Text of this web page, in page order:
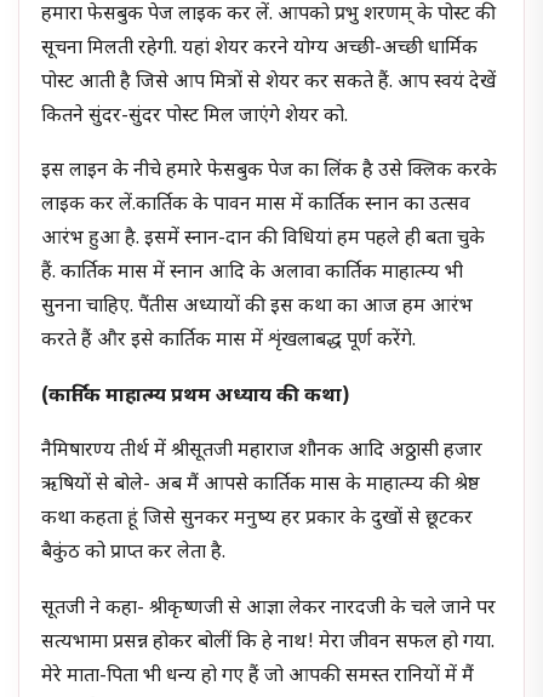
हमारा फेसबुक पेज लाइक कर लें. आपको प्रभु शरणम् के पोस्ट की
सूचना मिलती रहेगी. यहां शेयर करने योग्य अच्छी-अच्छी धार्मिक
पोस्ट आती है जिसे आप मित्रों से शेयर कर सकते हैं. आप स्वयं देखें
कितने सुंदर-सुंदर पोस्ट मिल जाएंगे शेयर को.
इस लाइन के नीचे हमारे फेसबुक पेज का लिंक है उसे क्लिक करके
लाइक कर लें.कार्तिक के पावन मास में कार्तिक स्नान का उत्सव
आरंभ हुआ है. इसमें स्नान-दान की विधियां हम पहले ही बता चुके
हैं. कार्तिक मास में स्नान आदि के अलावा कार्तिक माहात्म्य भी
सुनना चाहिए. पैंतीस अध्यायों की इस कथा का आज हम आरंभ
करते हैं और इसे कार्तिक मास में शृंखलाबद्ध पूर्ण करेंगे.
(कार्तिक माहात्म्य प्रथम अध्याय की कथा)
नैमिषारण्य तीर्थ में श्रीसूतजी महाराज शौनक आदि अठ्ठासी हजार
ऋषियों से बोले- अब मैं आपसे कार्तिक मास के माहात्म्य की श्रेष्ठ
कथा कहता हूं जिसे सुनकर मनुष्य हर प्रकार के दुखों से छूटकर
बैकुंठ को प्राप्त कर लेता है.
सूतजी ने कहा- श्रीकृष्णजी से आज्ञा लेकर नारदजी के चले जाने पर
सत्यभामा प्रसन्न होकर बोलीं कि हे नाथ! मेरा जीवन सफल हो गया.
मेरे माता-पिता भी धन्य हो गए हैं जो आपकी समस्त रानियों में मैं